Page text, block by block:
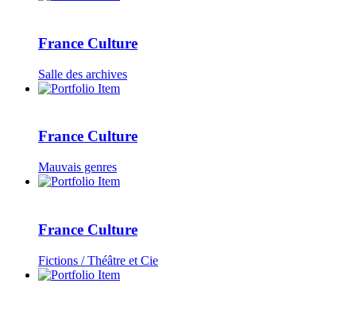
France Culture
Salle des archives
France Culture
Mauvais genres
France Culture
Fictions / Théâtre et Cie